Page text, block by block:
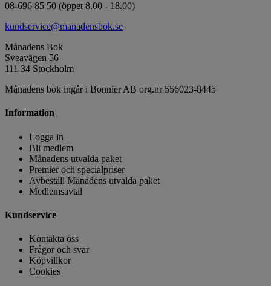
08-696 85 50 (öppet 8.00 - 18.00)
kundservice@manadensbok.se
Månadens Bok
Sveavägen 56
111 34 Stockholm
Månadens bok ingår i Bonnier AB org.nr 556023-8445
Information
Logga in
Bli medlem
Månadens utvalda paket
Premier och specialpriser
Avbeställ Månadens utvalda paket
Medlemsavtal
Kundservice
Kontakta oss
Frågor och svar
Köpvillkor
Cookies